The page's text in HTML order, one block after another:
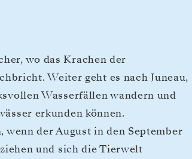
wo das Krachen der
Weiter geht es nach Juneau,
Wasserfällen wandern und
erkunden können.
wenn der August in den September
und sich die Tierwelt